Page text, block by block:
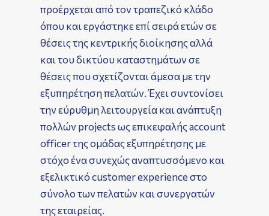
προέρχεται από τον τραπεζικό κλάδο
όπου και εργάστηκε επί σειρά ετών σε
θέσεις της κεντρικής διοίκησης αλλά
και του δικτύου καταστημάτων σε
θέσεις που σχετίζονται άμεσα με την
εξυπηρέτηση πελατών. Έχει συντονίσει
την εύρυθμη λειτουργεία και ανάπτυξη
πολλών projects ως επικεφαλής account
officer της ομάδας εξυπηρέτησης με
στόχο ένα συνεχώς αναπτυσσόμενο και
εξελικτικό customer experience στο
σύνολο των πελατών και συνεργατών
της εταιρείας.